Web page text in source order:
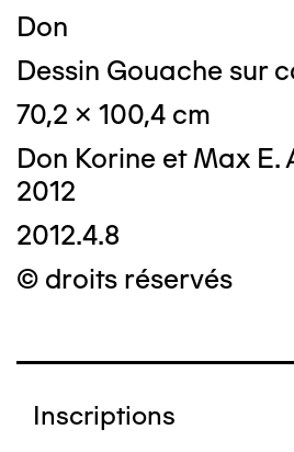
Don
Dessin Gouache sur
70,2 x 100,4 cm
Don Korine et Max E.
2012
2012.4.8
© droits réservés
Inscriptions